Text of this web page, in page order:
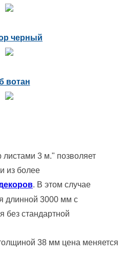
черный
вотан
3 м." позволяет
из более
. В этом случае
длинной 3000 мм с
без стандартной
38 мм цена меняется